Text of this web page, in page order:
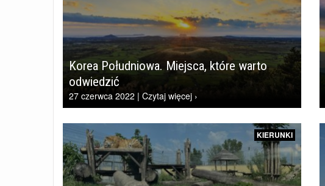
Korea Południowa. Miejsca, które warto
odwiedzić
27 czerwca 2022 | Czytaj więcej ›
KIERUNKI